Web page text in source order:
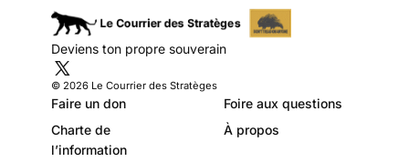
Deviens ton propre souverain
© 2026 Le Courrier des Stratèges
Faire un don
Foire aux questions
Charte de
l’information
À propos